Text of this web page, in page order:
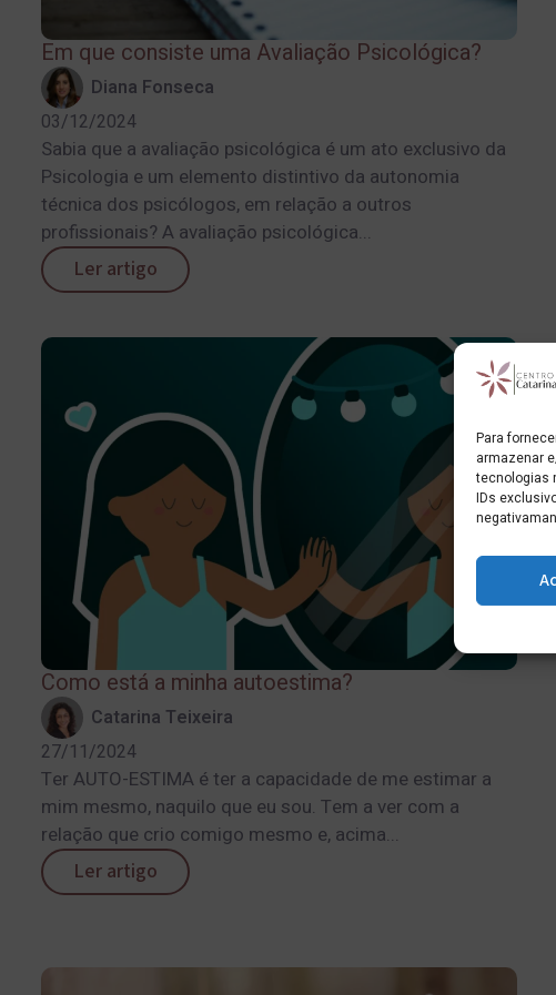
Para
armazenar
tecnologias
IDs
Em que consiste uma Avaliação Psicológica?
Diana Fonseca
03/12/2024
Sabia que a avaliação psicológica é um ato exclusivo da
Psicologia e um elemento distintivo da autonomia
técnica dos psicólogos, em relação a outros
profissionais? A avaliação psicológica...
Ler artigo
Como está a minha autoestima?
Catarina Teixeira
27/11/2024
Ter AUTO-ESTIMA é ter a capacidade de me estimar a
mim mesmo, naquilo que eu sou. Tem a ver com a
relação que crio comigo mesmo e, acima...
Ler artigo